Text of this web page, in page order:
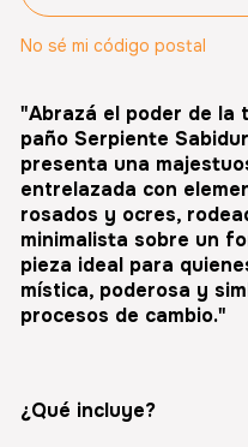
No sé mi código postal
"Abrazá el poder de la
paño Serpiente
presenta una
entrelazada con
rosados y ocres,
minimalista sobre un
pieza ideal para
mística, poderosa y
procesos de cambio."
¿Qué incluye?